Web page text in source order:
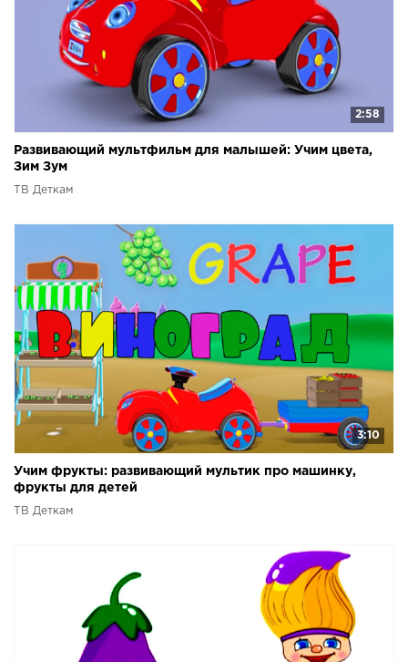
2:58
Развивающий мультфильм для малышей: Учим цвета,
Зим Зум
ТВ Деткам
3:10
Учим фрукты: развивающий мультик про машинку,
фрукты для детей
ТВ Деткам